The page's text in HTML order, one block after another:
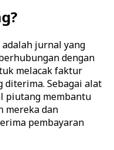
jurnal yang
dengan
melacak faktur
diterima. Sebagai alat
piutang membantu
mereka dan
pembayaran